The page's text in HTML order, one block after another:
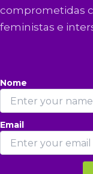
comprometidas
feministas e
Nome
Email